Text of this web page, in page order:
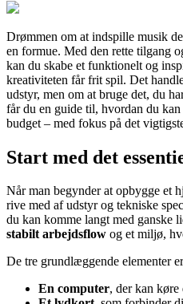
Drømmen om at indspille musik
en formue. Med den rette tilgang
kan du skabe et funktionelt og
kreativiteten får frit spil. Det
udstyr, men om at bruge det, du
får du en guide til, hvordan du
budget – med fokus på det
Start med det
Når man begynder at opbygge et
rive med af udstyr og tekniske
du kan komme langt med ganske
stabilt arbejdsflow og et miljø,
De tre grundlæggende elementer
En computer, der kan